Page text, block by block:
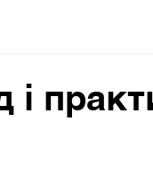
і